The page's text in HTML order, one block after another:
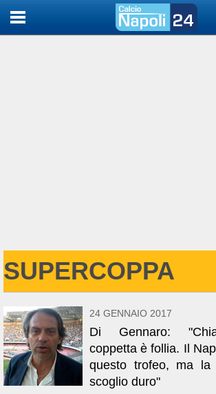
SUPERCOPPA
24 GENNAIO 2017
Di Gennaro:
coppetta è follia. Il
questo trofeo, ma
scoglio duro"